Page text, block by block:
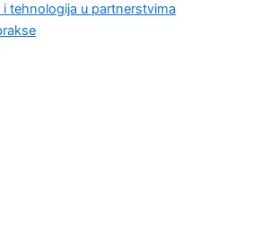
i tehnologija u partnerstvima